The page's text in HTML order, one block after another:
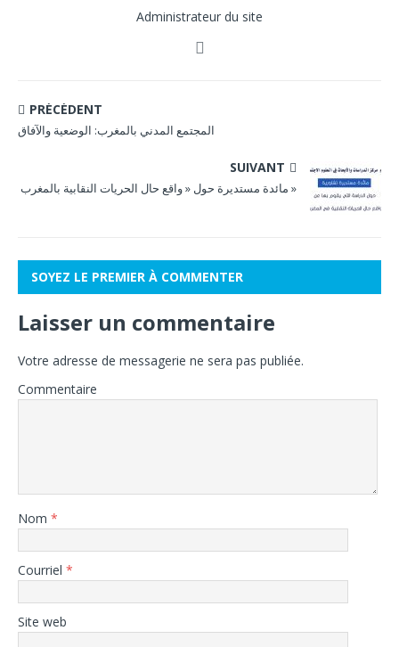
Administrateur du site
PRÉCÉDENT
المجتمع المدني بالمغرب: الوضعية والآفاق
SUIVANT
مائدة مستديرة حول « واقع حال الحريات النقابية بالمغرب »
SOYEZ LE PREMIER À COMMENTER
Laisser un commentaire
Votre adresse de messagerie ne sera pas publiée.
Commentaire
Nom *
Courriel *
Site web